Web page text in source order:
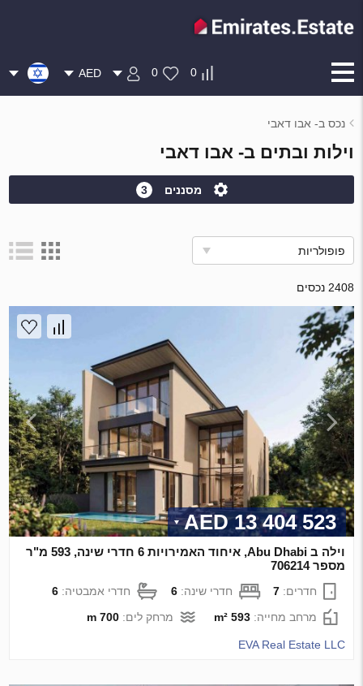
0
0
AED
נכס ב- אבו דאבי
וילות ובתים ב- אבו דאבי
מסננים 3
פופולריות
2408 נכסים
13 404 523 AED
וילה ב Abu Dhabi, איחוד האמירויות 6 חדרי שינה, 593 מ"ר
מספר 706214
חדרים:7 חדרי שינה:6 חדרי אמבטיה:6
מרחב מחייה:593 m² מרחק לים:700 m
EVA Real Estate LLC